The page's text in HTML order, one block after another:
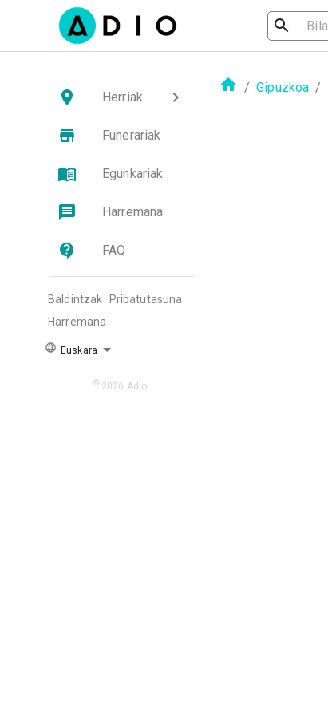
Herriak
Funerariak
Egunkariak
Harremana
FAQ
Baldintzak
Pribatutasuna
Harremana
Euskara
© 2026 Adio.
/ Gipuzkoa /